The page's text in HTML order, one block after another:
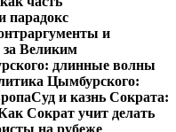
парадокс
и
за Великим
длинные волны
Цымбурского:
Суд и казнь Сократа:
Сократ учит делать
на рубеже